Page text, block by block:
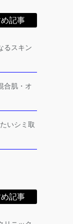
め記事
るスキン
合肌・オ
いシミ取
め記事